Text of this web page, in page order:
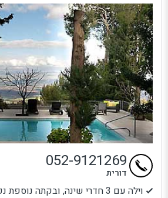
וילה עם 3 חדרי שינה, ובקתה נוספת נפרדת לזוגות בלבד
052-9121269
דורית